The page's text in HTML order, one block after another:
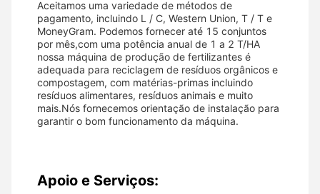
Aceitamos uma variedade de métodos de
pagamento, incluindo L / C, Western Union, T / T e
MoneyGram. Podemos fornecer até 15 conjuntos
por mês,com uma potência anual de 1 a 2 T/HA
nossa máquina de produção de fertilizantes é
adequada para reciclagem de resíduos orgânicos e
compostagem, com matérias-primas incluindo
resíduos alimentares, resíduos animais e muito
mais.Nós fornecemos orientação de instalação para
garantir o bom funcionamento da máquina.
Apoio e Serviços: